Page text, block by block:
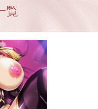
覧